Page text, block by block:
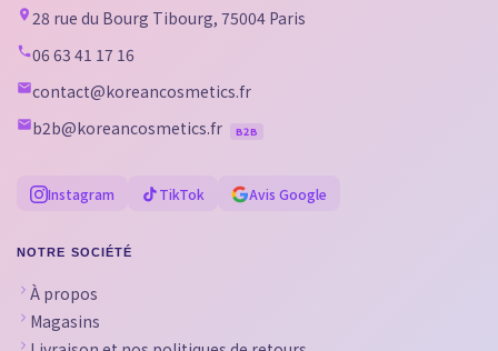
28 rue du Bourg Tibourg, 75004 Paris
06 63 41 17 16
contact@koreancosmetics.fr
b2b@koreancosmetics.fr
B2B
Instagram TikTok Avis Google
NOTRE SOCIÉTÉ
À propos
Magasins